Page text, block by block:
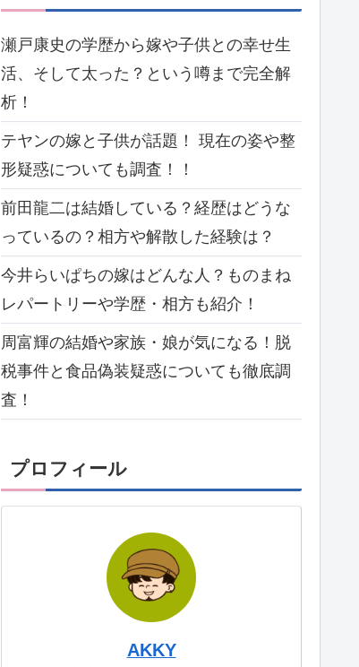
瀬戸康史の学歴から嫁や子供との幸せ生
活、そして太った？という噂まで完全解
析！
テヤンの嫁と子供が話題！ 現在の姿や整
形疑惑についても調査！！
前田龍二は結婚している？経歴はどうな
っているの？相方や解散した経験は？
今井らいぱちの嫁はどんな人？ものまね
レパートリーや学歴・相方も紹介！
周富輝の結婚や家族・娘が気になる！脱
税事件と食品偽装疑惑についても徹底調
査！
プロフィール
AKKY